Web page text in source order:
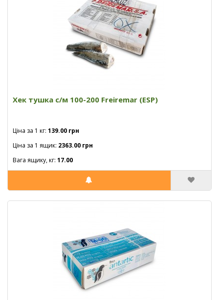
Хек тушка с/м 100-200 Freiremar (ESP)
Ціна за 1 кг: 139.00 грн
Ціна за 1 ящик: 2363.00 грн
Вага ящику, кг: 17.00